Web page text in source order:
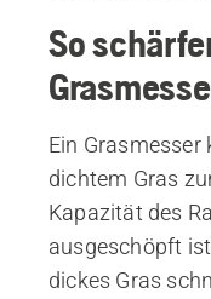
So
Ein
dichtem Gras
Kapazität des
ausgeschöpft
dickes Gras